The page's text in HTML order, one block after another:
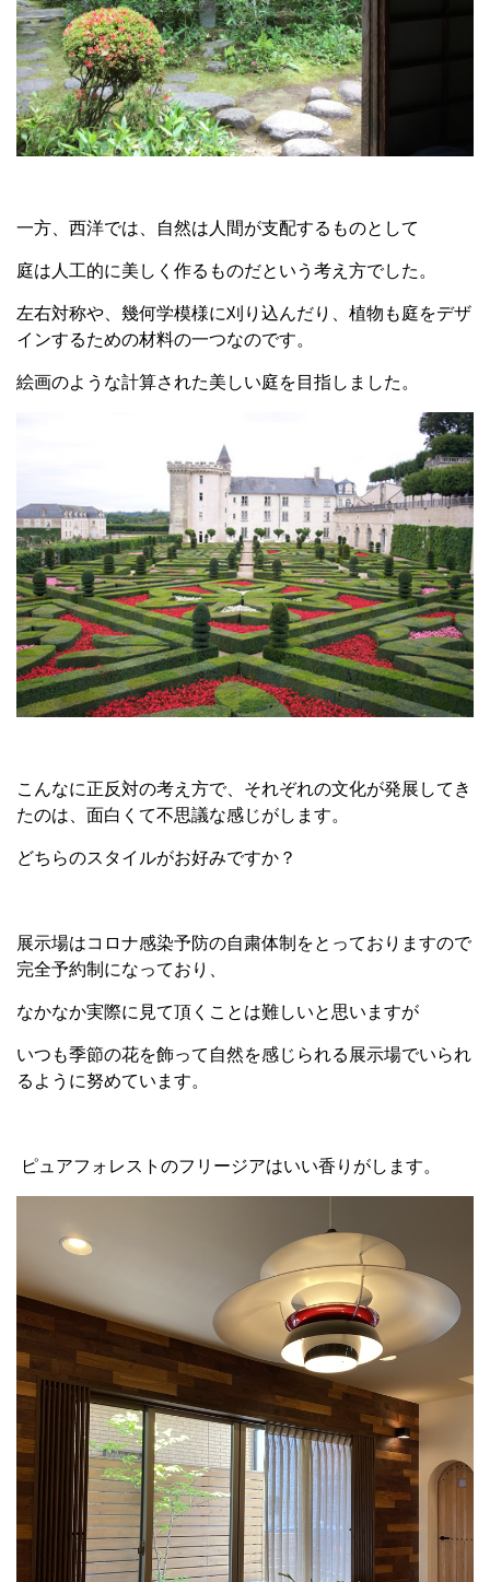
一方、西洋では、自然は人間が支配するものとして
庭は人工的に美しく作るものだという考え方でした。
左右対称や、幾何学模様に刈り込んだり、植物も庭をデザ
インするための材料の一つなのです。
絵画のような計算された美しい庭を目指しました。
こんなに正反対の考え方で、それぞれの文化が発展してき
たのは、面白くて不思議な感じがします。
どちらのスタイルがお好みですか？
展示場はコロナ感染予防の自粛体制をとっておりますので
完全予約制になっており、
なかなか実際に見て頂くことは難しいと思いますが
いつも季節の花を飾って自然を感じられる展示場でいられ
るように努めています。
ピュアフォレストのフリージアはいい香りがします。